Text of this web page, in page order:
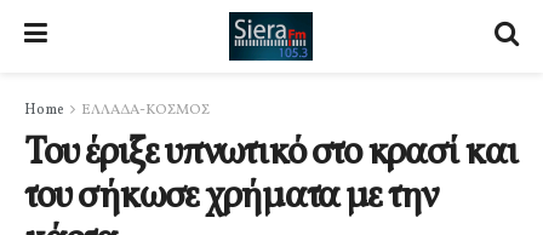
Home ΕΛΛΑΔΑ-ΚΟΣΜΟΣ
Του έριξε υπνωτικό στο κρασί και
του σήκωσε χρήματα με την